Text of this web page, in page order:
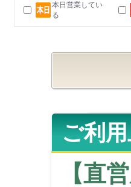
本日営業してい
る
ご利
【直